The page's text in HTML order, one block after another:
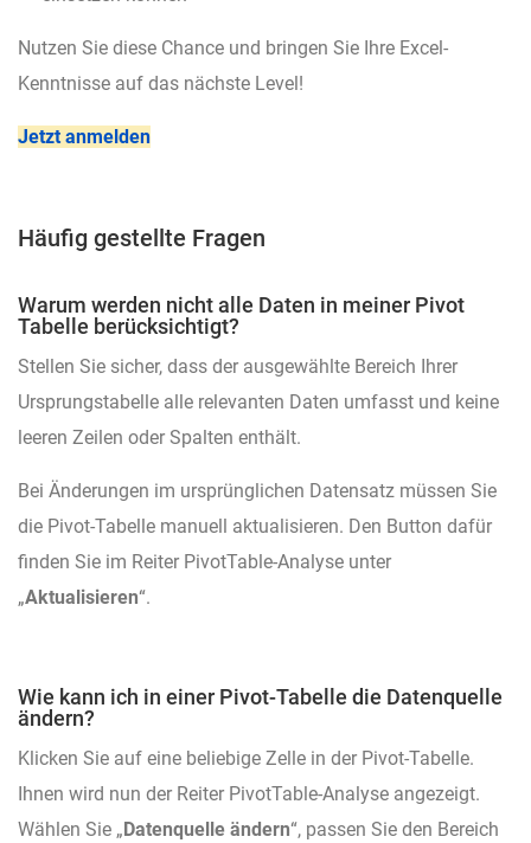
Nutzen Sie diese Chance und bringen Sie Ihre Excel-
Kenntnisse auf das nächste Level!
Jetzt anmelden
Häufig gestellte Fragen
Warum werden nicht alle Daten in meiner Pivot
Tabelle berücksichtigt?
Stellen Sie sicher, dass der ausgewählte Bereich Ihrer
Ursprungstabelle alle relevanten Daten umfasst und keine
leeren Zeilen oder Spalten enthält.
Bei Änderungen im ursprünglichen Datensatz müssen Sie
die Pivot-Tabelle manuell aktualisieren. Den Button dafür
finden Sie im Reiter PivotTable-Analyse unter
„Aktualisieren“.
Wie kann ich in einer Pivot-Tabelle die Datenquelle
ändern?
Klicken Sie auf eine beliebige Zelle in der Pivot-Tabelle.
Ihnen wird nun der Reiter PivotTable-Analyse angezeigt.
Wählen Sie „Datenquelle ändern“, passen Sie den Bereich